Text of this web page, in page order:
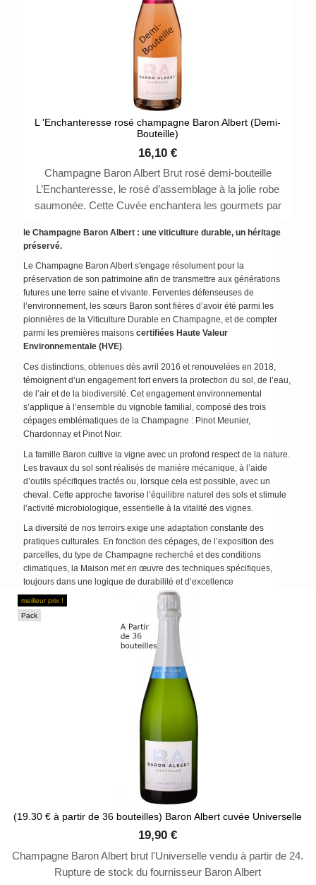
L 'Enchanteresse rosé champagne Baron Albert (Demi-
Bouteille)
16,10 €
Champagne Baron Albert Brut rosé demi-bouteille
L’Enchanteresse, le rosé d’assemblage à la jolie robe
saumonée. Cette Cuvée enchantera les gourmets par
au Guide Hachette 2021
le Champagne Baron Albert : une viticulture durable, un héritage
préservé.
Le Champagne Baron Albert s'engage résolument pour la
préservation de son patrimoine afin de transmettre aux générations
futures une terre saine et vivante. Ferventes défenseuses de
l’environnement, les sœurs Baron sont fières d’avoir été parmi les
pionnières de la Viticulture Durable en Champagne, et de compter
parmi les premières maisons certifiées Haute Valeur
Environnementale (HVE).
Ces distinctions, obtenues dès avril 2016 et renouvelées en 2018,
témoignent d’un engagement fort envers la protection du sol, de l’eau,
de l’air et de la biodiversité. Cet engagement environnemental
s’applique à l’ensemble du vignoble familial, composé des trois
cépages emblématiques de la Champagne : Pinot Meunier,
Chardonnay et Pinot Noir.
La famille Baron cultive la vigne avec un profond respect de la nature.
Les travaux du sol sont réalisés de manière mécanique, à l’aide
d’outils spécifiques tractés ou, lorsque cela est possible, avec un
cheval. Cette approche favorise l’équilibre naturel des sols et stimule
l’activité microbiologique, essentielle à la vitalité des vignes.
La diversité de nos terroirs exige une adaptation constante des
pratiques culturales. En fonction des cépages, de l’exposition des
parcelles, du type de Champagne recherché et des conditions
climatiques, la Maison met en œuvre des techniques spécifiques,
toujours dans une logique de durabilité et d’excellence
meilleur prix !
Pack
(19.30 € à partir de 36 bouteilles) Baron Albert cuvée Universelle
19,90 €
Champagne Baron Albert brut l'Universelle vendu à partir de 24.
Rupture de stock du fournisseur Baron Albert